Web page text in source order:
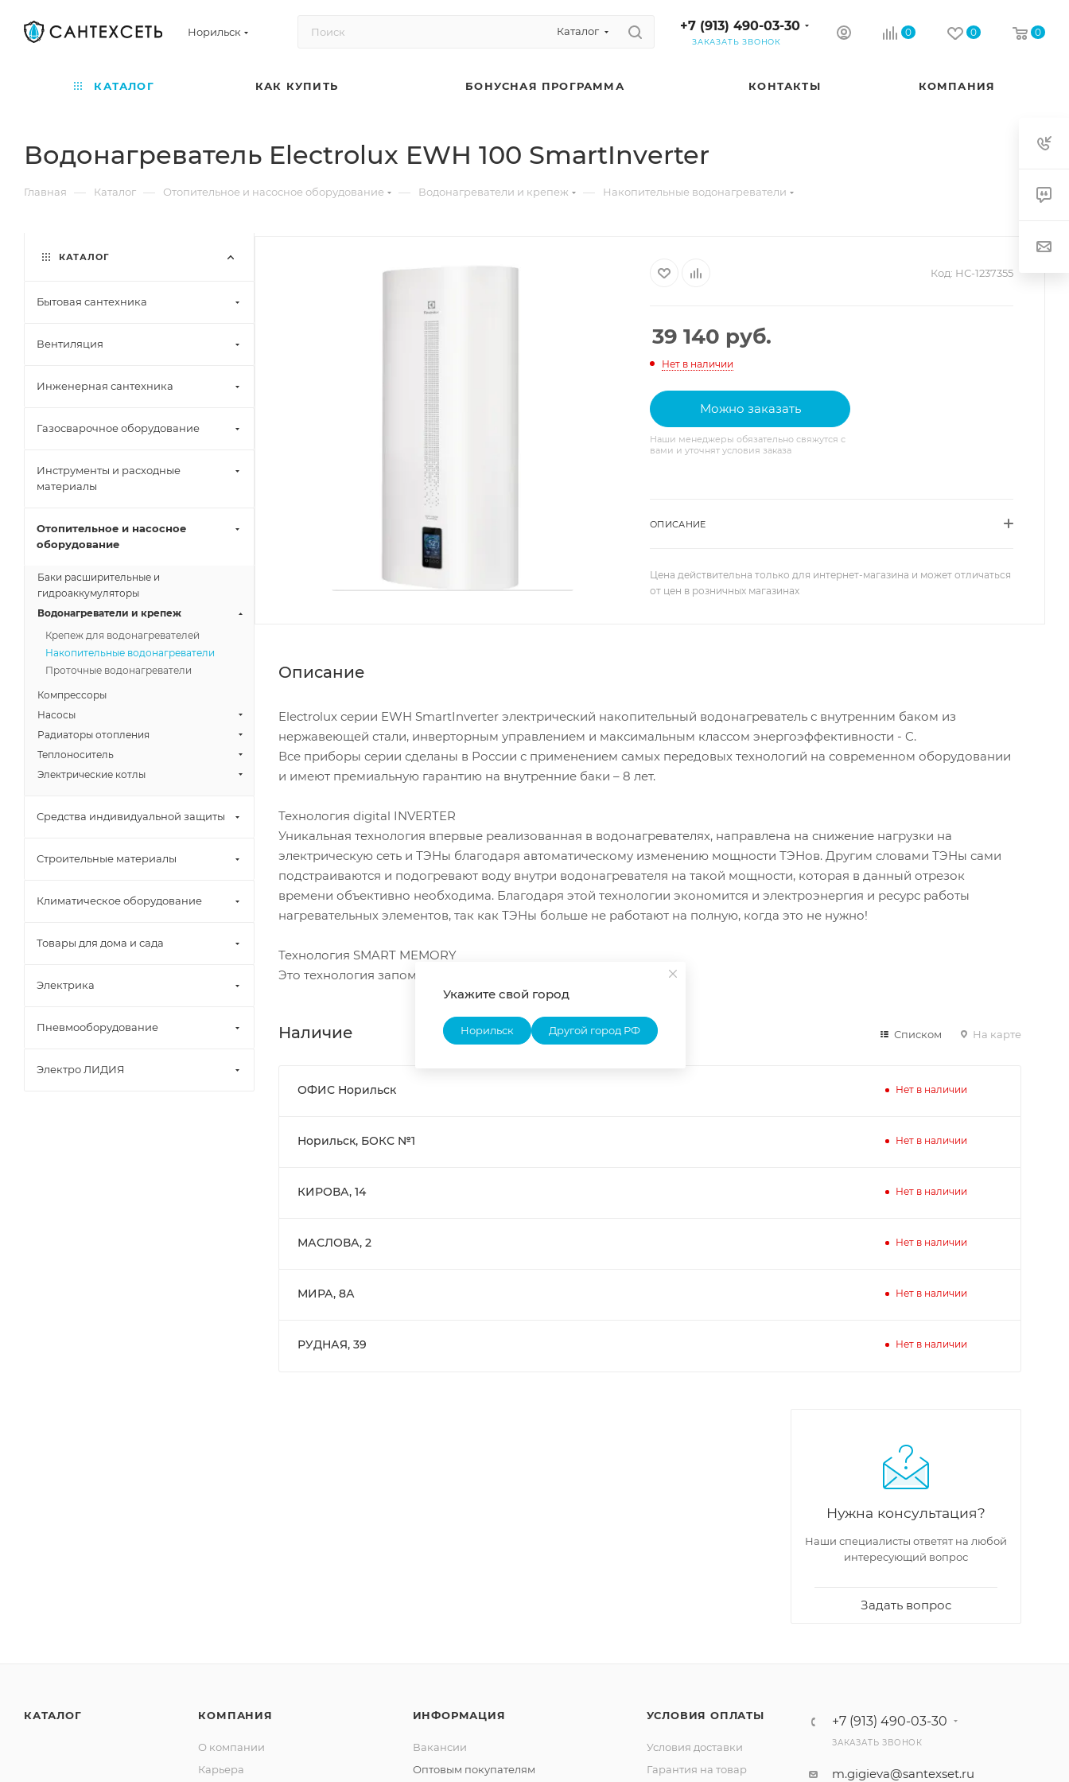
Норильск Каталог +7 (913) 490-03-30
ЗАКАЗАТЬ ЗВОНОК
0 0 0
КАТАЛОГ КАК КУПИТЬ БОНУСНАЯ ПРОГРАММА КОНТАКТЫ КОМПАНИЯ
Водонагреватель Electrolux EWH 100 SmartInverter
Главная — Каталог — Отопительное и насосное оборудование — Водонагреватели и крепеж — Накопительные водонагреватели
Код: НС-1237355
39 140 руб.
Нет в наличии
Можно заказать
Наши менеджеры обязательно свяжутся с
вами и уточнят условия заказа
ОПИСАНИЕ
Цена действительна только для интернет-магазина и может отличаться
от цен в розничных магазинах
Описание
Electrolux серии EWH SmartInverter электрический накопительный водонагреватель с внутренним баком из
нержавеющей стали, инверторным управлением и максимальным классом энергоэффективности - C.
Все приборы серии сделаны в России с применением самых передовых технологий на современном оборудовании
и имеют премиальную гарантию на внутренние баки – 8 лет.
Технология digital INVERTER
Уникальная технология впервые реализованная в водонагревателях, направлена на снижение нагрузки на
электрическую сеть и ТЭНы благодаря автоматическому изменению мощности ТЭНов. Другим словами ТЭНы сами
подстраиваются и подогревают воду внутри водонагревателя на такой мощности, которая в данный отрезок
времени объективно необходима. Благодаря этой технологии экономится и электроэнергия и ресурс работы
нагревательных элементов, так как ТЭНы больше не работают на полную, когда это не нужно!
Технология SMART MEMORY
Это технология запоминаний привычек пользователя.
Наличие Списком На карте
ОФИС Норильск Нет в наличии
Норильск, БОКС №1 Нет в наличии
КИРОВА, 14 Нет в наличии
МАСЛОВА, 2 Нет в наличии
МИРА, 8А Нет в наличии
РУДНАЯ, 39 Нет в наличии
Нужна консультация?
Наши специалисты ответят на любой
интересующий вопрос
Задать вопрос
КАТАЛОГ
Бытовая сантехника
Вентиляция
Инженерная сантехника
Газосварочное оборудование
Инструменты и расходные
материалы
Отопительное и насосное
оборудование
Баки расширительные и
гидроаккумуляторы
Водонагреватели и крепеж
Крепеж для водонагревателей
Накопительные водонагреватели
Проточные водонагреватели
Компрессоры
Насосы
Радиаторы отопления
Теплоноситель
Электрические котлы
Средства индивидуальной защиты
Строительные материалы
Климатическое оборудование
Товары для дома и сада
Электрика
Пневмооборудование
Электро ЛИДИЯ
КАТАЛОГ КОМПАНИЯ
О компании
Карьера
ИНФОРМАЦИЯ
Вакансии
Оптовым покупателям
УСЛОВИЯ ОПЛАТЫ
Условия доставки
Гарантия на товар
+7 (913) 490-03-30
ЗАКАЗАТЬ ЗВОНОК
m.gigieva@santexset.ru
Укажите свой город
Норильск Другой город РФ